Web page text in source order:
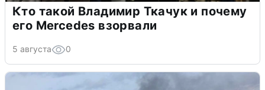
Кто такой Владимир Ткачук и почему
его Mercedes взорвали
5 августа 0